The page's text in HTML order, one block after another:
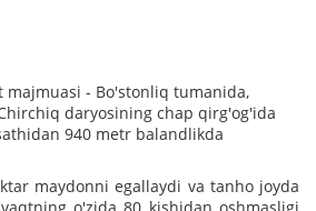
majmuasi - Bo'stonliq tumanida,
daryosining chap qirg'og'ida
940 metr balandlikda
maydonni egallaydi va tanho joyda